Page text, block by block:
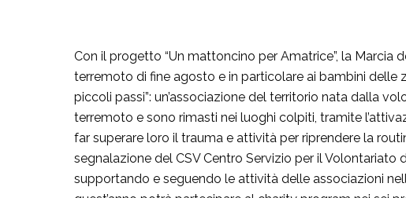
Con il progetto “Un mattoncino per Amatrice”, la
terremoto di fine agosto e in particolare ai bambini delle
piccoli passi”: un’associazione del territorio nata dalla
terremoto e sono rimasti nei luoghi colpiti, tramite
far superare loro il trauma e attività per riprendere la
segnalazione del CSV Centro Servizio per il Volontariato
supportando e seguendo le attività delle associazioni